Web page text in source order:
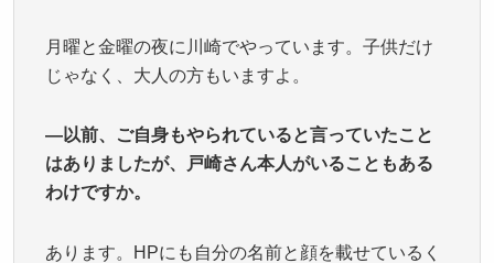
月曜と金曜の夜に川崎でやっています。子供だけ
じゃなく、大人の方もいますよ。
—以前、ご自身もやられていると言っていたこと
はありましたが、戸崎さん本人がいることもある
わけですか。
あります。HPにも自分の名前と顔を載せているく